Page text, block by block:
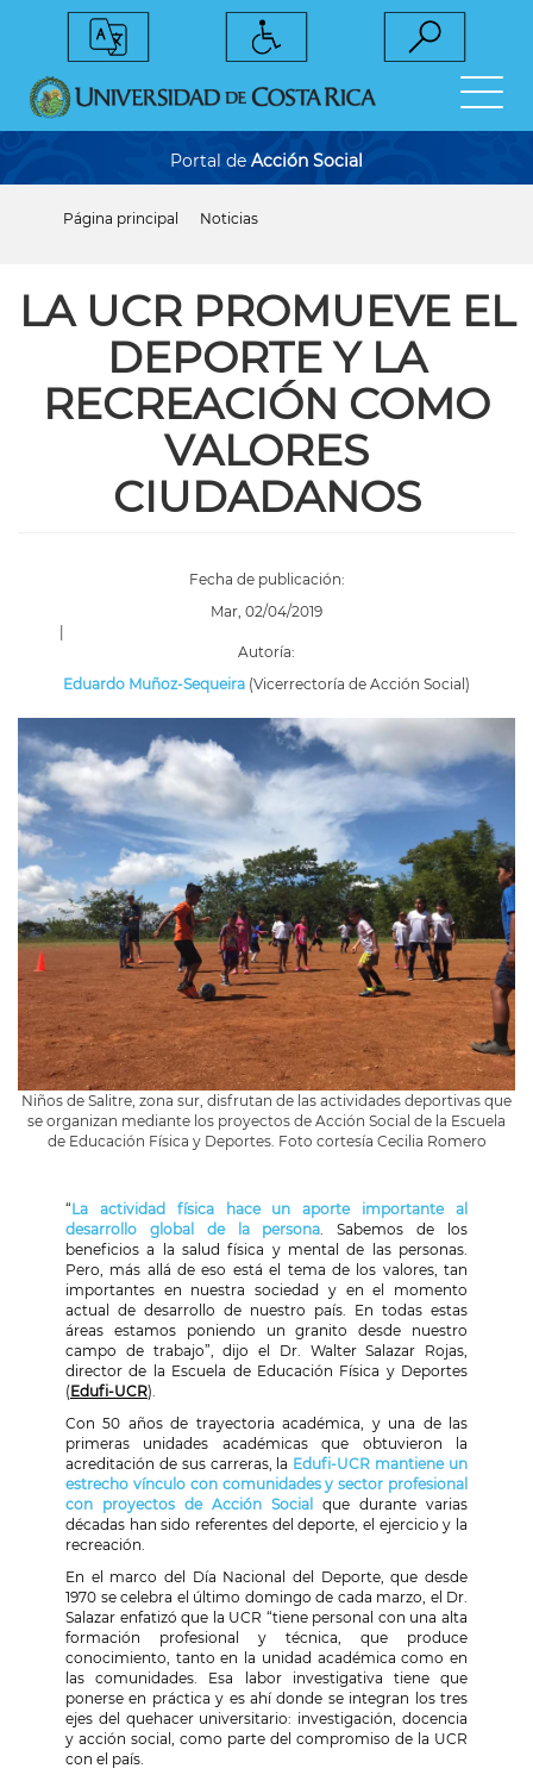
Portal de Acción Social
ayuda
a
la
navegación
Página principal Noticias
LA UCR PROMUEVE EL
DEPORTE Y LA
RECREACIÓN COMO
VALORES
CIUDADANOS
Fecha de publicación:
Mar, 02/04/2019
|
Autoría:
Eduardo Muñoz-Sequeira (Vicerrectoría de Acción Social)
Niños de Salitre, zona sur, disfrutan de las actividades deportivas que
se organizan mediante los proyectos de Acción Social de la Escuela
de Educación Física y Deportes. Foto cortesía Cecilia Romero
“La actividad física hace un aporte importante al
desarrollo global de la persona. Sabemos de los
beneficios a la salud física y mental de las personas.
Pero, más allá de eso está el tema de los valores, tan
importantes en nuestra sociedad y en el momento
actual de desarrollo de nuestro país. En todas estas
áreas estamos poniendo un granito desde nuestro
campo de trabajo”, dijo el Dr. Walter Salazar Rojas,
director de la Escuela de Educación Física y Deportes
(Edufi-UCR).
Con 50 años de trayectoria académica, y una de las
primeras unidades académicas que obtuvieron la
acreditación de sus carreras, la Edufi-UCR mantiene un
estrecho vínculo con comunidades y sector profesional
con proyectos de Acción Social que durante varias
décadas han sido referentes del deporte, el ejercicio y la
recreación.
En el marco del Día Nacional del Deporte, que desde
1970 se celebra el último domingo de cada marzo, el Dr.
Salazar enfatizó que la UCR “tiene personal con una alta
formación profesional y técnica, que produce
conocimiento, tanto en la unidad académica como en
las comunidades. Esa labor investigativa tiene que
ponerse en práctica y es ahí donde se integran los tres
ejes del quehacer universitario: investigación, docencia
y acción social, como parte del compromiso de la UCR
con el país.